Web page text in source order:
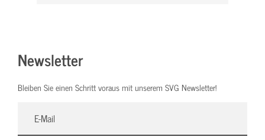
Newsletter
Bleiben Sie einen Schritt voraus mit unserem SVG Newsletter!